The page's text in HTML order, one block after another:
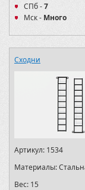
СПб -7
Мск - Много
Сходни
Артикул: 1534
Материалы:
Вес: 15